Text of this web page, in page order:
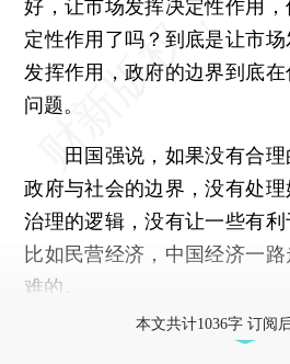
好，让市场发挥决定性作用
定性作用了吗？到底是让市
发挥作用，政府的边界到底
问题。
田国强说，如果没有合理
政府与社会的边界，没有处
治理的逻辑，没有让一些有利
比如民营经济，中国经济一
难的。
本文共计1036字 订阅